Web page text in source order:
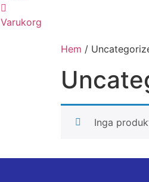
Varukorg
Hem /
Inga